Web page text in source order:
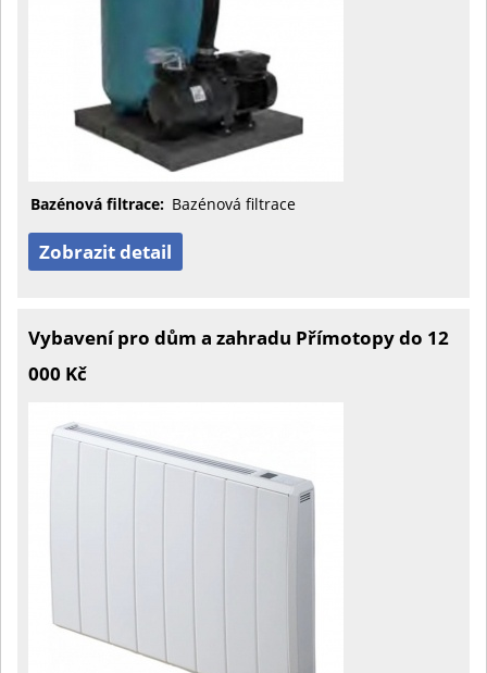
Bazénová filtrace: Bazénová filtrace
Zobrazit detail
Vybavení pro dům a zahradu Přímotopy do 12
000 Kč